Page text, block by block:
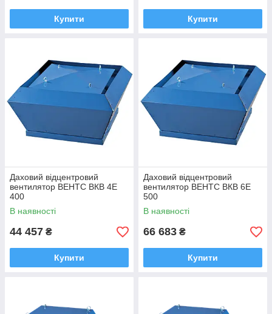
Купити Купити
Даховий відцентровий
вентилятор ВЕНТС ВКВ 4Е
400
В наявності
44 457 ₴
Купити
Даховий відцентровий
вентилятор ВЕНТС ВКВ 6Е
500
В наявності
66 683 ₴
Купити